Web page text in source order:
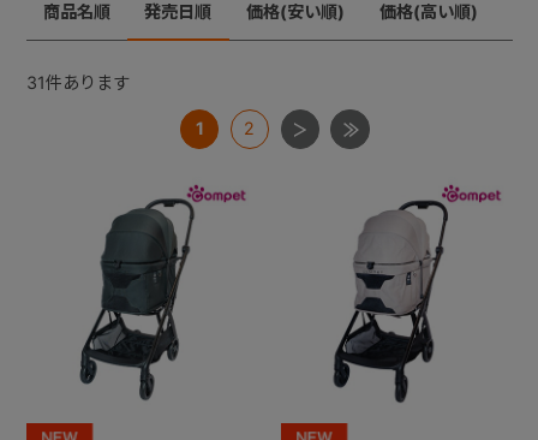
商品名順 発売日順 価格(安い順) 価格(高い順)
31件あります
1 2